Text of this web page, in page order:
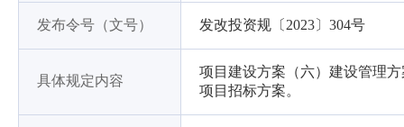
发布令号（文号） 发改投资规〔2023〕304号
具体规定内容
项目建设方案（六）建设管理
项目招标方案。